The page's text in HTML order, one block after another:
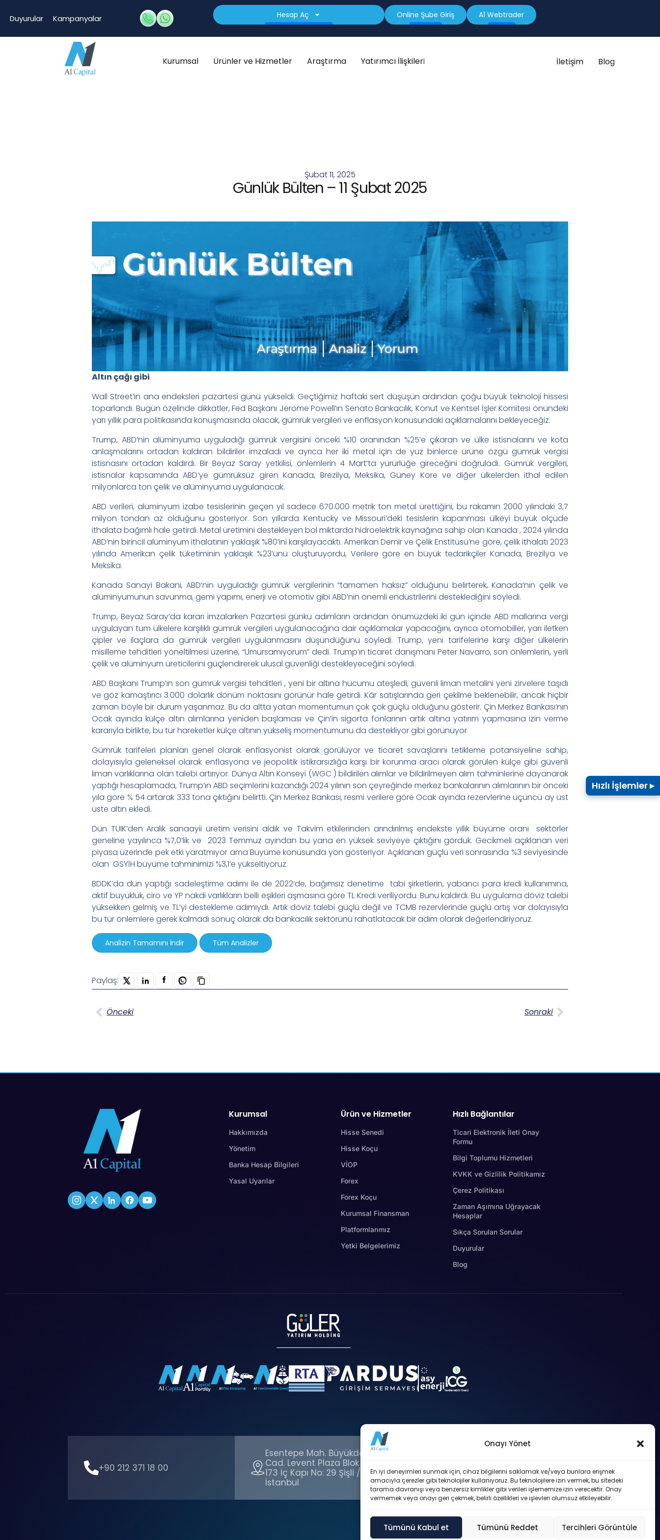
Onayı Yönet
En iyi deneyimleri sunmak için, cihaz bilgilerini saklamak ve/veya bunlara erişmek
amacıyla çerezler gibi teknolojiler kullanıyoruz. Bu teknolojilere izin vermek, bu sitedeki
tarama davranışı veya benzersiz kimlikler gibi verileri işlememize izin verecektir. Onay
vermemek veya onayı geri çekmek, belirli özellikleri ve işlevleri olumsuz etkileyebilir.
Tümünü Kabul et Tümünü Reddet Tercihleri Görüntüle
Duyurular Kampanyalar Hesap Aç Online Şube Giriş A1 Webtrader
Kurumsal Ürünler ve Hizmetler Araştırma Yatırımcı İlişkileri İletişim Blog
Şubat 11, 2025
Günlük Bülten – 11 Şubat 2025
Altın çağı gibi
Wall Street’in ana endeksleri pazartesi günü yükseldi. Geçtiğimiz haftaki sert düşüşün ardından çoğu büyük teknoloji hissesi
toparlandı. Bugün özelinde dikkatler, Fed Başkanı Jerome Powell’ın Senato Bankacılık, Konut ve Kentsel İşler Komitesi önündeki
yarı yıllık para politikasında konuşmasında olacak, gümrük vergileri ve enflasyon konusundaki açıklamalarını bekleyeceğiz.
Trump, ABD’nin alüminyuma uyguladığı gümrük vergisini önceki %10 oranından %25’e çıkaran ve ülke istisnalarını ve kota
anlaşmalarını ortadan kaldıran bildiriler imzaladı ve ayrıca her iki metal için de yüz binlerce ürüne özgü gümrük vergisi
istisnasını ortadan kaldırdı. Bir Beyaz Saray yetkilisi, önlemlerin 4 Mart’ta yürürlüğe gireceğini doğruladı. Gümrük vergileri,
istisnalar kapsamında ABD’ye gümrüksüz giren Kanada, Brezilya, Meksika, Güney Kore ve diğer ülkelerden ithal edilen
milyonlarca ton çelik ve alüminyuma uygulanacak.
ABD verileri, alüminyum izabe tesislerinin geçen yıl sadece 670.000 metrik ton metal ürettiğini, bu rakamın 2000 yılındaki 3,7
milyon tondan az olduğunu gösteriyor. Son yıllarda Kentucky ve Missouri’deki tesislerin kapanması ülkeyi büyük ölçüde
ithalata bağımlı hale getirdi. Metal üretimini destekleyen bol miktarda hidroelektrik kaynağına sahip olan Kanada , 2024 yılında
ABD’nin birincil alüminyum ithalatının yaklaşık %80’ini karşılayacaktı. Amerikan Demir ve Çelik Enstitüsü’ne göre, çelik ithalatı 2023
yılında Amerikan çelik tüketiminin yaklaşık %23’ünü oluşturuyordu, Verilere göre en büyük tedarikçiler Kanada, Brezilya ve
Meksika.
Kanada Sanayi Bakanı, ABD’nin uyguladığı gümrük vergilerinin “tamamen haksız” olduğunu belirterek, Kanada’nın çelik ve
alüminyumunun savunma, gemi yapımı, enerji ve otomotiv gibi ABD’nin önemli endüstrilerini desteklediğini söyledi.
Trump, Beyaz Saray’da kararı imzalarken Pazartesi günkü adımların ardından önümüzdeki iki gün içinde ABD mallarına vergi
uygulayan tüm ülkelere karşılıklı gümrük vergileri uygulanacağına dair açıklamalar yapacağını, ayrıca otomobiller, yarı iletken
çipler ve ilaçlara da gümrük vergileri uygulanmasını düşündüğünü söyledi. Trump, yeni tarifelerine karşı diğer ülkelerin
misilleme tehditleri yöneltilmesi üzerine, “Umursamıyorum” dedi. Trump’ın ticaret danışmanı Peter Navarro, son önlemlerin, yerli
çelik ve alüminyum üreticilerini güçlendirerek ulusal güvenliği destekleyeceğini söyledi.
ABD Başkanı Trump’ın son gümrük vergisi tehditleri , yeni bir altına hücumu ateşledi, güvenli liman metalini yeni zirvelere taşıdı
ve göz kamaştırıcı 3.000 dolarlık dönüm noktasını görünür hale getirdi. Kâr satışlarında geri çekilme beklenebilir, ancak hiçbir
zaman böyle bir durum yaşanmaz. Bu da altta yatan momentumun çok çok güçlü olduğunu gösterir. Çin Merkez Bankası’nın
Ocak ayında külçe altın alımlarına yeniden başlaması ve Çin’in sigorta fonlarının artık altına yatırım yapmasına izin verme
kararıyla birlikte, bu tür hareketler külçe altının yükseliş momentumunu da destekliyor gibi görünüyor
Gümrük tarifeleri planları genel olarak enflasyonist olarak görülüyor ve ticaret savaşlarını tetikleme potansiyeline sahip,
dolayısıyla geleneksel olarak enflasyona ve jeopolitik istikrarsızlığa karşı bir korunma aracı olarak görülen külçe gibi güvenli
liman varlıklarına olan talebi artırıyor. Dünya Altın Konseyi (WGC ) bildirilen alımlar ve bildirilmeyen alım tahminlerine dayanarak
yaptığı hesaplamada, Trump’ın ABD seçimlerini kazandığı 2024 yılının son çeyreğinde merkez bankalarının alımlarının bir önceki
yıla göre % 54 artarak 333 tona çıktığını belirtti. Çin Merkez Bankası, resmi verilere göre Ocak ayında rezervlerine üçüncü ay üst
üste altın ekledi.
Dün TUIK’den Aralık sanaayii üretim verisini aldık ve Takvim etkilerinden arındırılmış endekste yıllık büyüme oranı sektörler
geneline yayılınca %7,0’lik ve 2023 Temmuz ayından bu yana en yüksek seviyeye çıktığını gördük. Gecikmeli açıklanan veri
piyasa üzerinde pek etki yaratmıyor ama Büyüme konusunda yön gösteriyor. Açıklanan güçlü veri sonrasında %3 seviyesinde
olan GSYİH büyüme tahminimizi %3,1’e yükseltiyoruz.
BDDK’da dün yaptığı sadeleştirme adımı ile de 2022’de, bağımsız denetime tabi şirketlerin, yabancı para kredi kullanımına,
aktif büyüklük, ciro ve YP nakdi varlıkların belli eşikleri aşmasına göre TL Kredi veriliyordu. Bunu kaldırdı. Bu uygulama döviz talebi
yüksekken gelmiş ve TL’yi destekleme adımıydı. Artık döviz talebi güçlü değil ve TCMB rezervlerinde güçlü artış var dolayısıyla
bu tür önlemlere gerek kalmadı sonuç olarak da bankacılık sektörünü rahatlatacak bir adım olarak değerlendiriyoruz.
Analizin Tamamını İndir Tüm Analizler
Paylaş:
Önceki Sonraki
Kurumsal
Hakkımızda
Yönetim
Banka Hesap Bilgileri
Yasal Uyarılar
Ürün ve Hizmetler
Hisse Senedi
Hisse Koçu
VİOP
Forex
Forex Koçu
Kurumsal Finansman
Platformlarımız
Yetki Belgelerimiz
Hızlı Bağlantılar
Ticari Elektronik İleti Onay
Formu
Bilgi Toplumu Hizmetleri
KVKK ve Gizlilik Politikamız
Çerez Politikası
Zaman Aşımına Uğrayacak
Hesaplar
Sıkça Sorulan Sorular
Duyurular
Blog
+90 212 371 18 00
Esentepe Mah. Büyükdere
Cad. Levent Plaza Blok No:
173 İç Kapı No: 29 Şişli /
İstanbul
info@a1capital.com.tr
Hızlı İşlemler ▸